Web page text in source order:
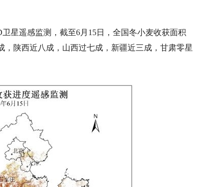
星遥感监测，截至6月15日，全国冬小麦收获面积
，陕西近八成，山西过七成，新疆近三成，甘肃零星